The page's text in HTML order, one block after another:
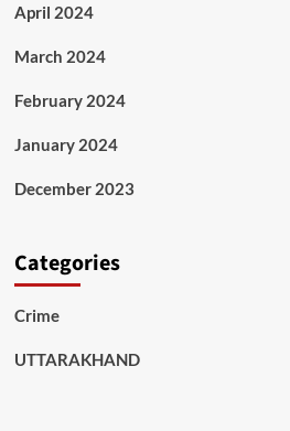
April 2024
March 2024
February 2024
January 2024
December 2023
Categories
Crime
UTTARAKHAND